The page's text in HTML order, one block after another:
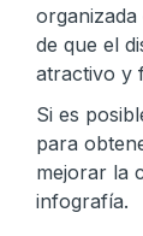
organizada
de que el
atractivo y
Si es
para
mejorar la
infografía.